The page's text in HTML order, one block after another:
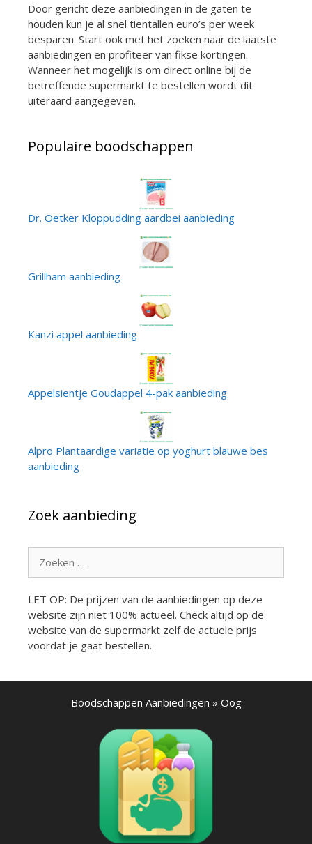
Door gericht deze aanbiedingen in de gaten te
houden kun je al snel tientallen euro’s per week
besparen. Start ook met het zoeken naar de laatste
aanbiedingen en profiteer van fikse kortingen.
Wanneer het mogelijk is om direct online bij de
betreffende supermarkt te bestellen wordt dit
uiteraard aangegeven.
Populaire boodschappen
Dr. Oetker Kloppudding aardbei aanbieding
Grillham aanbieding
Kanzi appel aanbieding
Appelsientje Goudappel 4-pak aanbieding
Alpro Plantaardige variatie op yoghurt blauwe bes
aanbieding
Zoek aanbieding
naar:
LET OP: De prijzen van de aanbiedingen op deze
website zijn niet 100% actueel. Check altijd op de
website van de supermarkt zelf de actuele prijs
voordat je gaat bestellen.
Boodschappen Aanbiedingen » Oog